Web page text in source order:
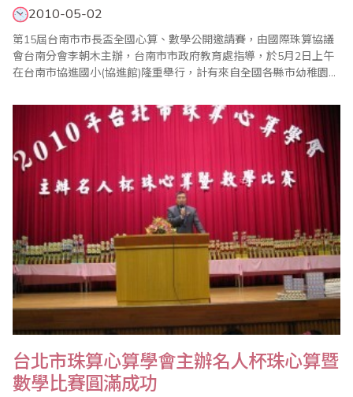
2010-05-02
第15屆台南市市長盃全國心算、數學公開邀請賽，由國際珠算協議
會台南分會李朝木主辦，台南市市政府教育處指導，於5月2日上午
在台南市協進國小(協進館)隆重舉行，計有來自全國各縣市幼稚園及
學比賽與其他心算、數學比賽最大不同是，參賽選手全部集中在大
禮堂考試，家長可以臨場感受孩子的賽況，大會開始裁判長用威嚴
又宏亮的聲音一聲令下，台..
台北市珠算心算學會主辦名人杯珠心算暨
數學比賽圓滿成功